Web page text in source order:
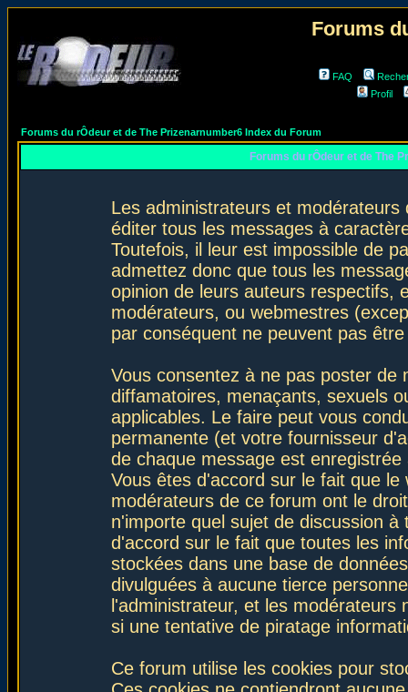
Forums
FAQ
Profil
Forums du rÔdeur et de The Prizenarnumber6 Index du Forum
Forums du rÔdeur et de The
Les administrateurs et
éditer tous les messages à
Toutefois, il leur est impossible de
admettez donc que tous les
opinion de leurs auteurs respectifs,
modérateurs, ou webmestres
par conséquent ne peuvent pas
Vous consentez à ne pas poster de
diffamatoires, menaçants, sexuels
applicables. Le faire peut vous
permanente (et votre fournisseur
de chaque message est
Vous êtes d'accord sur le fait que
modérateurs de ce forum ont le
n'importe quel sujet de discussion
d'accord sur le fait que toutes les
stockées dans une base de
divulguées à aucune tierce
l'administrateur, et les
si une tentative de piratage
Ce forum utilise les cookies pour